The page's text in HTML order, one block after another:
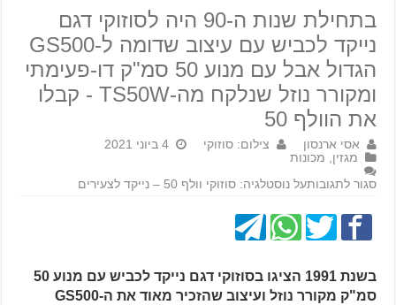
בתחילת שנות ה-90 היה לסוזוקי דגם
נייקד לכביש עם עיצוב שדומה ל-GS500
הגדול אבל עם מנוע 50 סמ"ק דו-פעימתי
ומקורר נוזל שנלקח מה-TS50W - קבלו
את הוולף 50
אסי ארנסון צילום: סוזוקי
4 ביוני 2021
מגזין, מכונות
סגור לתגובותעל נוסטלגיה: סוזוקי וולף 50 – נייקד לצעירים
בשנת 1991 הציגו בסוזוקי דגם נייקד לכביש עם מנוע 50
סמ"ק מקורר נוזל ועיצוב שהזכיר מאוד את ה-GS500